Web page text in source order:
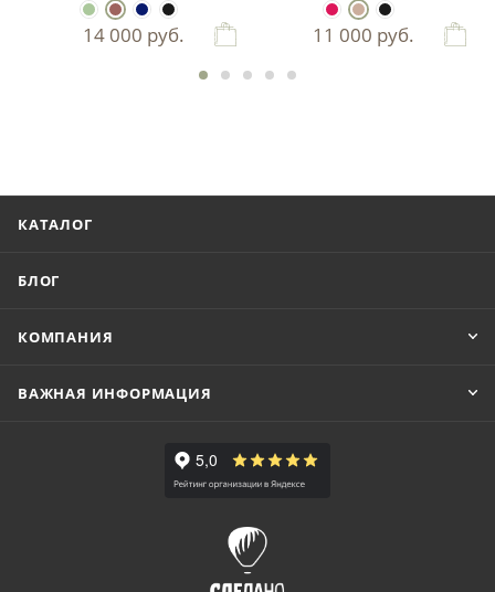
14 000 руб. 11 000 руб.
КАТАЛОГ
БЛОГ
КОМПАНИЯ
ВАЖНАЯ ИНФОРМАЦИЯ